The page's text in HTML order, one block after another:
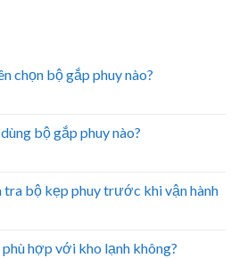
chọn bộ gắp phuy nào?
bộ gắp phuy nào?
bộ kẹp phuy trước khi vận hành
hợp với kho lạnh không?